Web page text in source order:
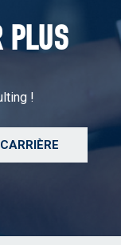
PLUS
!
CARRIÈRE